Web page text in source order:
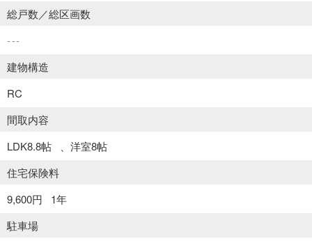
総戸数／総区画数
---
建物構造
RC
間取内容
LDK8.8帖
洋室8帖
住宅保険料
9,600円
1年
駐車場